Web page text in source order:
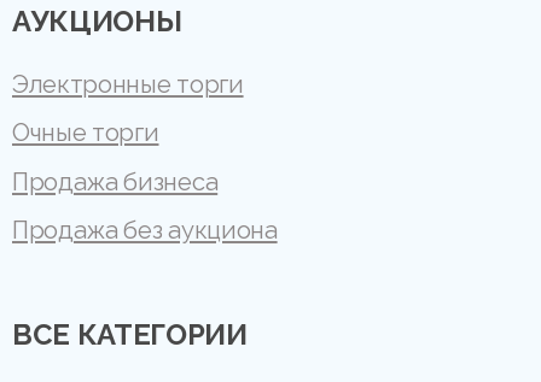
АУКЦИОНЫ
Электронные торги
Очные торги
Продажа бизнеса
Продажа без аукциона
ВСЕ КАТЕГОРИИ